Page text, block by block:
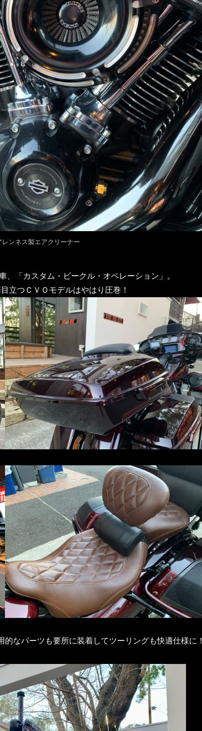
ンネス製エアクリーナー
「カスタム・ビークル・オペレーション」。
立つＣＶＯモデルはやはり圧巻！
なパーツも要所に装着してツーリングも快適仕様に！